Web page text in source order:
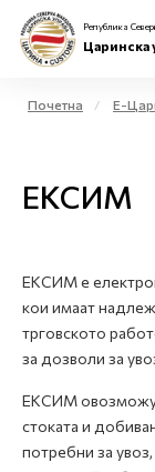
Бизнис заедница
Е-Царина
Република
Царинска
Почетна Е-
ЕКСИМ
ЕКСИМ e
кои имаат
трговското
за дозволи за
ЕКСИМ
стоката и
потребни за